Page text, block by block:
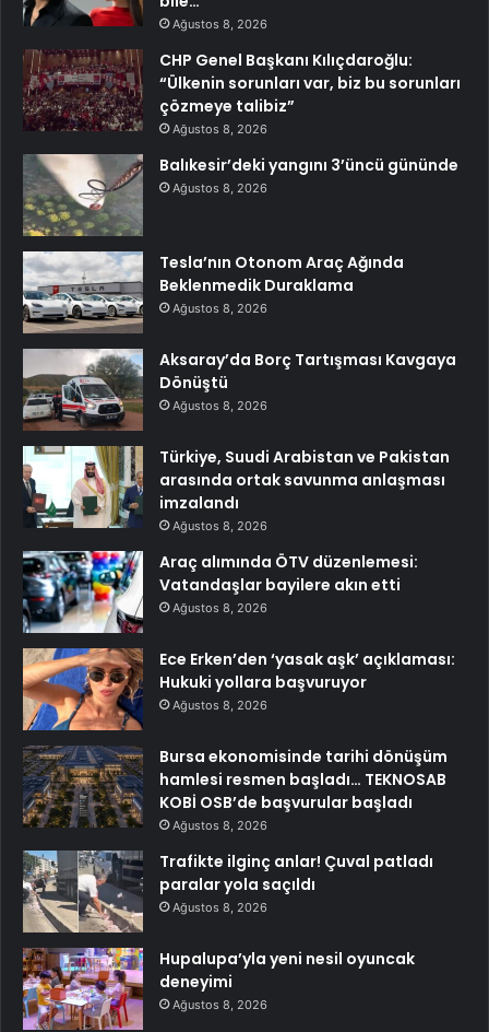
Ağustos 8, 2026
CHP Genel Başkanı Kılıçdaroğlu:
“Ülkenin sorunları var, biz bu sorunları
çözmeye talibiz”
Ağustos 8, 2026
Balıkesir’deki yangını 3’üncü gününde
Ağustos 8, 2026
Tesla’nın Otonom Araç Ağında
Beklenmedik Duraklama
Ağustos 8, 2026
Aksaray’da Borç Tartışması Kavgaya
Dönüştü
Ağustos 8, 2026
Türkiye, Suudi Arabistan ve Pakistan
arasında ortak savunma anlaşması
imzalandı
Ağustos 8, 2026
Araç alımında ÖTV düzenlemesi:
Vatandaşlar bayilere akın etti
Ağustos 8, 2026
Ece Erken’den ‘yasak aşk’ açıklaması:
Hukuki yollara başvuruyor
Ağustos 8, 2026
Bursa ekonomisinde tarihi dönüşüm
hamlesi resmen başladı… TEKNOSAB
KOBİ OSB’de başvurular başladı
Ağustos 8, 2026
Trafikte ilginç anlar! Çuval patladı
paralar yola saçıldı
Ağustos 8, 2026
Hupalupa’yla yeni nesil oyuncak
deneyimi
Ağustos 8, 2026